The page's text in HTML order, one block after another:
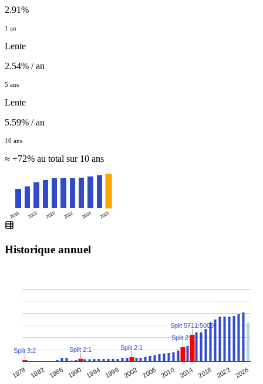
2.91%
1 an
Lente
2.54% / an
5 ans
Lente
5.59% / an
10 ans
≈ +72% au total sur 10 ans
2016 2018 2020 2022 2024 2026
Historique annuel
1978 1982 1986 1990 1994 1998 2002 2006 2010 2014 2018 2022 2026
Split 3:2 Split 2:1 Split 2:1
Split 2:1
Split 5711:5000